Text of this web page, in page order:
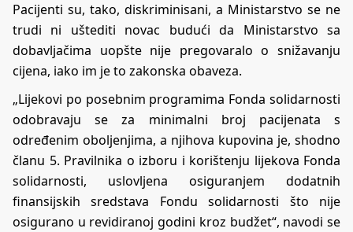
Pacijenti su, tako, diskriminisani, a Ministarstvo se ne
trudi ni uštediti novac budući da Ministarstvo sa
dobavljačima uopšte nije pregovaralo o snižavanju
cijena, iako im je to zakonska obaveza.
„Lijekovi po posebnim programima Fonda solidarnosti
odobravaju se za minimalni broj pacijenata s
određenim oboljenjima, a njihova kupovina je, shodno
članu 5. Pravilnika o izboru i korištenju lijekova Fonda
solidarnosti, uslovljena osiguranjem dodatnih
finansijskih sredstava Fondu solidarnosti što nije
osigurano u revidiranoj godini kroz budžet“, navodi se